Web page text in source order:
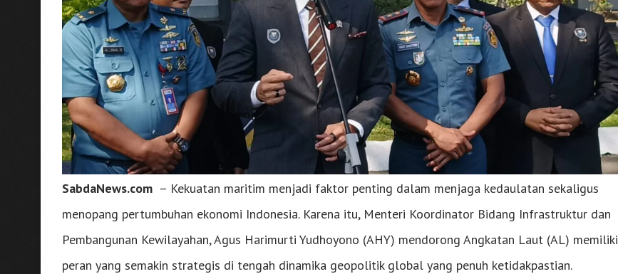
SabdaNews.com – Kekuatan maritim menjadi faktor penting dalam menjaga kedaulatan sekaligus
menopang pertumbuhan ekonomi Indonesia. Karena itu, Menteri Koordinator Bidang Infrastruktur dan
Pembangunan Kewilayahan, Agus Harimurti Yudhoyono (AHY) mendorong Angkatan Laut (AL) memiliki
peran yang semakin strategis di tengah dinamika geopolitik global yang penuh ketidakpastian.